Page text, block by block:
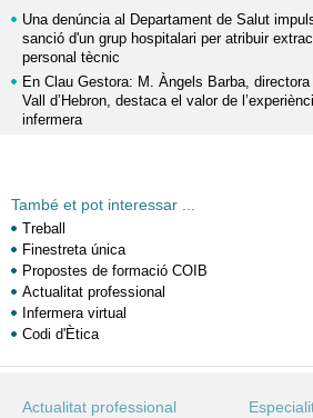
Una denúncia al Departament de Salut
sanció d'un grup hospitalari per atribuir
personal tècnic
En Clau Gestora: M. Àngels Barba, directora
Vall d’Hebron, destaca el valor de
infermera
També et pot interessar ...
Treball
Finestreta única
Propostes de formació COIB
Actualitat professional
Infermera virtual
Codi d'Ètica
Actualitat professional